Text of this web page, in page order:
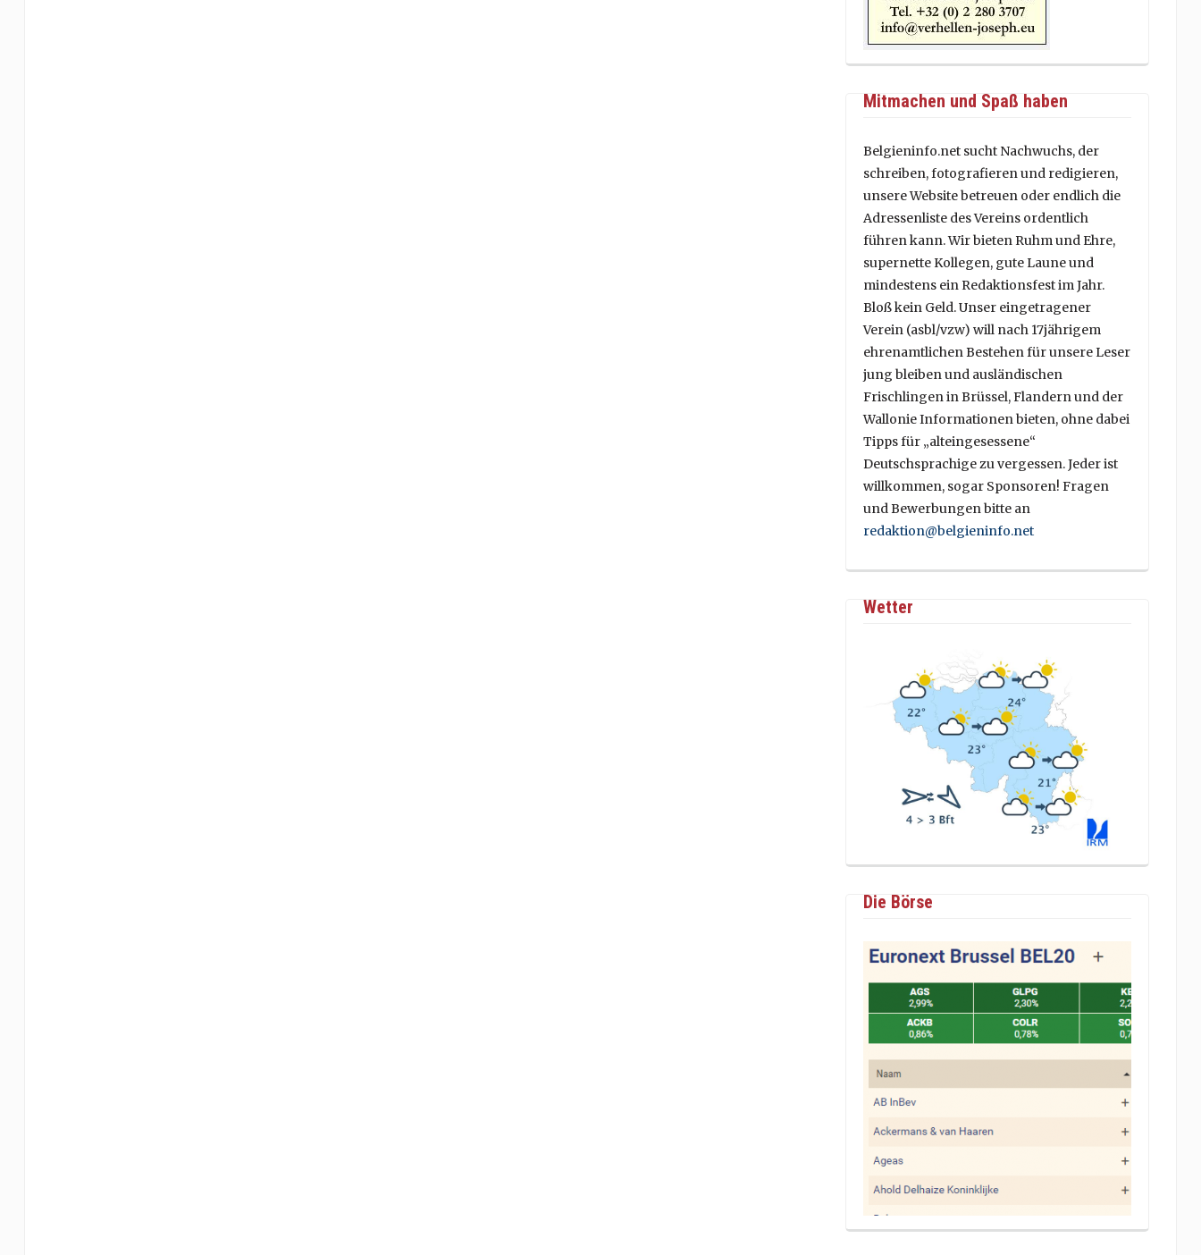
Mitmachen und Spaß haben
Belgieninfo.net sucht Nachwuchs, der
schreiben, fotografieren und redigieren,
unsere Website betreuen oder endlich die
Adressenliste des Vereins ordentlich
führen kann. Wir bieten Ruhm und Ehre,
supernette Kollegen, gute Laune und
mindestens ein Redaktionsfest im Jahr.
Bloß kein Geld. Unser eingetragener
Verein (asbl/vzw) will nach 17jährigem
ehrenamtlichen Bestehen für unsere Leser
jung bleiben und ausländischen
Frischlingen in Brüssel, Flandern und der
Wallonie Informationen bieten, ohne dabei
Tipps für „alteingesessene“
Deutschsprachige zu vergessen. Jeder ist
willkommen, sogar Sponsoren! Fragen
und Bewerbungen bitte an
redaktion@belgieninfo.net
Wetter
Die Börse